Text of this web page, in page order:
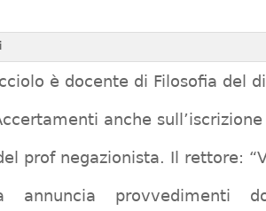
è docente di Filosofia del
anche
prof negazionista. Il rettore:
annuncia provvedimenti